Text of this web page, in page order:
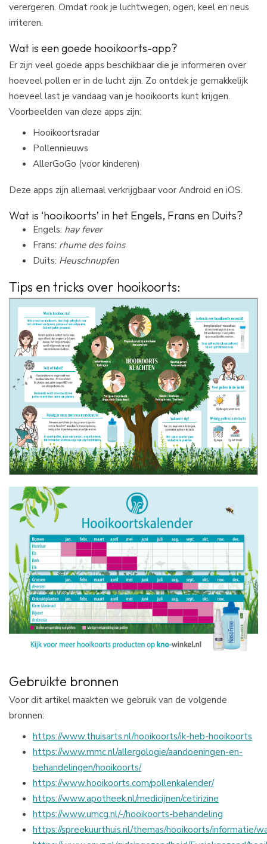
verergeren. Omdat rook je luchtwegen, ogen, keel en neus
irriteren.
Wat is een goede hooikoorts-app?
Er zijn veel goede apps beschikbaar die je informeren over
hoeveel pollen er in de lucht zijn. Zo ontdek je gemakkelijk
hoeveel last je vandaag van je hooikoorts kunt krijgen.
Voorbeelden van deze apps zijn:
Hooikoortsradar
Pollennieuws
AllerGoGo (voor kinderen)
Deze apps zijn allemaal verkrijgbaar voor Android en iOS.
Wat is ‘hooikoorts’ in het Engels, Frans en Duits?
Engels: hay fever
Frans: rhume des foins
Duits: Heuschnupfen
Tips en tricks over hooikoorts:
Gebruikte bronnen
Voor dit artikel maakten we gebruik van de volgende
bronnen:
https://www.thuisarts.nl/hooikoorts/ik-heb-hooikoorts
https://www.mmc.nl/allergologie/aandoeningen-en-
behandelingen/hooikoorts/
https://www.hooikoorts.com/pollenkalender/
https://www.apotheek.nl/medicijnen/cetirizine
https://www.umcg.nl/-/hooikoorts-behandeling
https://spreekuurthuis.nl/themas/hooikoorts/informatie/